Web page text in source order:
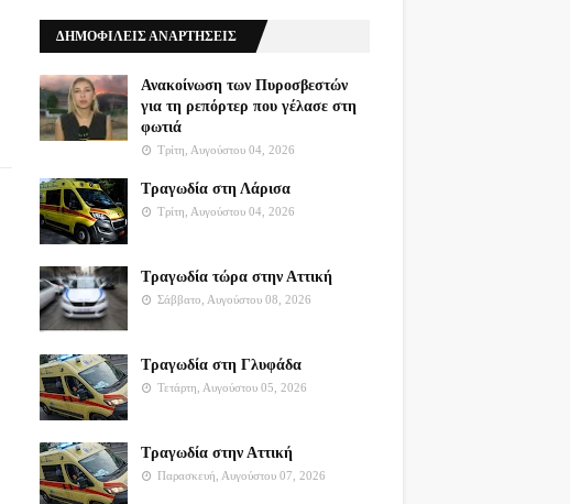
ΔΗΜΟΦΙΛΕΙΣ ΑΝΑΡΤΗΣΕΙΣ
Ανακοίνωση των Πυροσβεστών
για τη ρεπόρτερ που γέλασε στη
φωτιά
Τρίτη, Αυγούστου 04, 2026
Τραγωδία στη Λάρισα
Τρίτη, Αυγούστου 04, 2026
Τραγωδία τώρα στην Αττική
Σάββατο, Αυγούστου 08, 2026
Τραγωδία στη Γλυφάδα
Τετάρτη, Αυγούστου 05, 2026
Τραγωδία στην Αττική
Παρασκευή, Αυγούστου 07, 2026